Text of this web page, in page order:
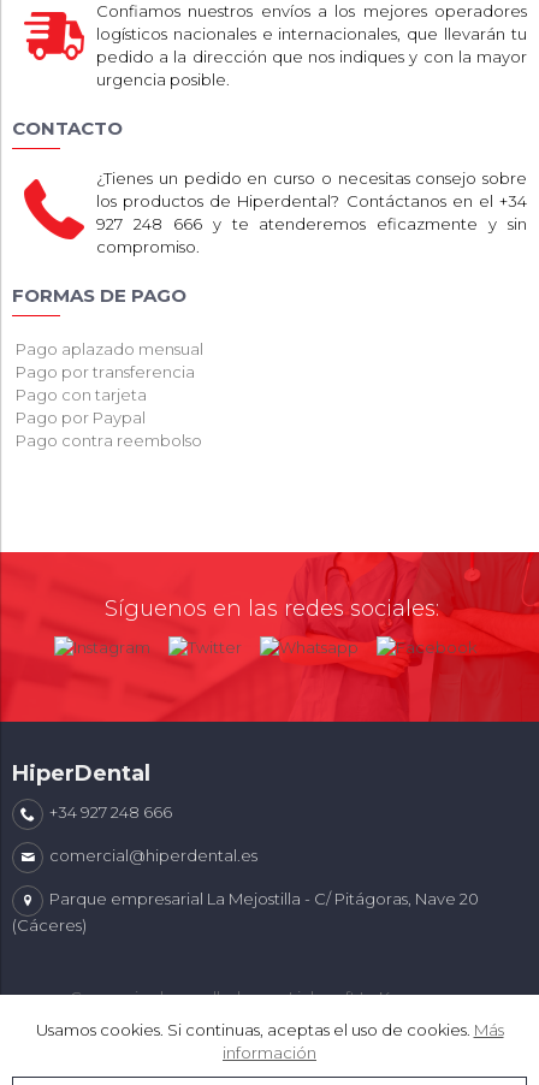
Usamos cookies. Si continuas, aceptas el uso de cookies. Más
información
Confiamos nuestros envíos a los mejores operadores
logísticos nacionales e internacionales, que llevarán tu
pedido a la dirección que nos indiques y con la mayor
urgencia posible.
CONTACTO
¿Tienes un pedido en curso o necesitas consejo sobre
los productos de Hiperdental? Contáctanos en el +34
927 248 666 y te atenderemos eficazmente y sin
compromiso.
FORMAS DE PAGO
Pago aplazado mensual
Pago por transferencia
Pago con tarjeta
Pago por Paypal
Pago contra reembolso
Síguenos en las redes sociales:
HiperDental
+34 927 248 666
comercial@hiperdental.es
Parque empresarial La Mejostilla - C/ Pitágoras, Nave 20
(Cáceres)
Comercio desarrollado conLinkasoft LeKommerce